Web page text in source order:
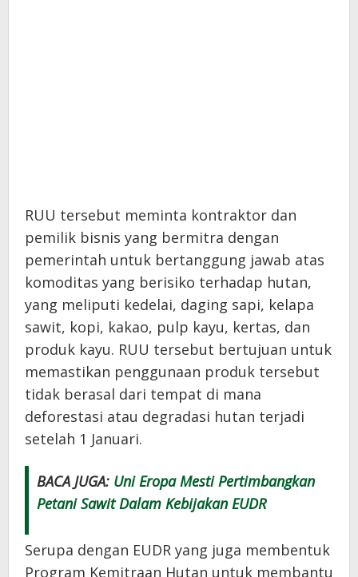
RUU tersebut meminta kontraktor dan
pemilik bisnis yang bermitra dengan
pemerintah untuk bertanggung jawab atas
komoditas yang berisiko terhadap hutan,
yang meliputi kedelai, daging sapi, kelapa
sawit, kopi, kakao, pulp kayu, kertas, dan
produk kayu. RUU tersebut bertujuan untuk
memastikan penggunaan produk tersebut
tidak berasal dari tempat di mana
deforestasi atau degradasi hutan terjadi
setelah 1 Januari.
BACA JUGA: Uni Eropa Mesti Pertimbangkan
Petani Sawit Dalam Kebijakan EUDR
Serupa dengan EUDR yang juga membentuk
Program Kemitraan Hutan untuk membantu